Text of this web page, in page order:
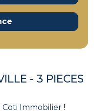
- 3 PIECES
Immobilier !